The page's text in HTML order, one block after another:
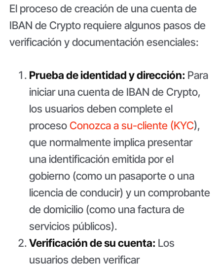
El proceso de creación de una cuenta de
IBAN de Crypto requiere algunos pasos de
verificación y documentación esenciales:
Prueba de identidad y dirección: Para
iniciar una cuenta de IBAN de Crypto,
los usuarios deben complete el
procesoConozca a su-cliente (KYC),
que normalmente implica presentar
una identificación emitida por el
gobierno (como un pasaporte o una
licencia de conducir) y un comprobante
de domicilio (como una factura de
servicios públicos).
Verificación de su cuenta: Los
usuarios deben verificar